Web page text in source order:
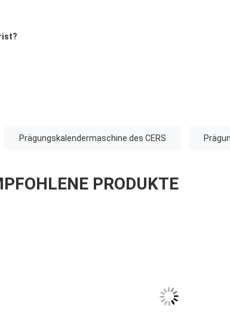
Prägungskalendermaschine des CERS
PRODUKTE